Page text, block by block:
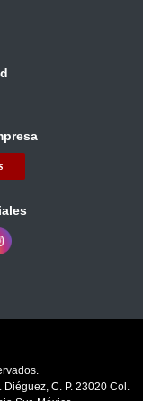
C. P. 23020 Col.